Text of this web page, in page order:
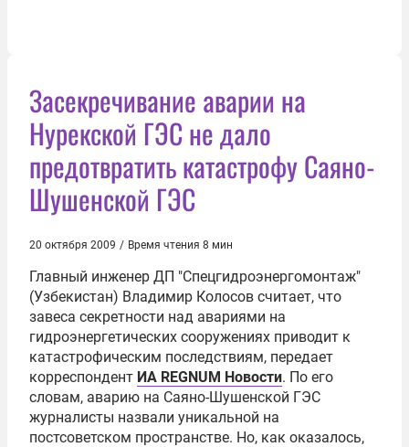
Засекречивание аварии на
Нурекской ГЭС не дало
предотвратить катастрофу Саяно-
Шушенской ГЭС
20 октября 2009 / Время чтения 8 мин
Главный инженер ДП "Спецгидроэнергомонтаж"
(Узбекистан) Владимир Колосов считает, что
завеса секретности над авариями на
гидроэнергетических сооружениях приводит к
катастрофическим последствиям, передает
корреспондент ИА REGNUM Новости. По его
словам, аварию на Саяно-Шушенской ГЭС
журналисты назвали уникальной на
постсоветском пространстве. Но, как оказалось,